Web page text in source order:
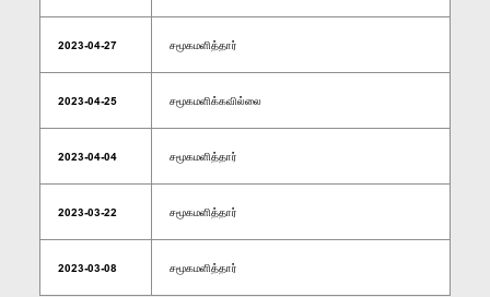
2023-04-27 சமூகமளித்தார்
2023-04-25 சமூகமளிக்கவில்லை
2023-04-04 சமூகமளித்தார்
2023-03-22 சமூகமளித்தார்
2023-03-08 சமூகமளித்தார்